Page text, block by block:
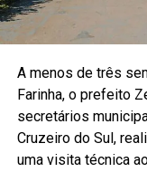
A menos de três
Farinha, o prefeito
secretários
Cruzeiro do Sul,
uma visita técnica